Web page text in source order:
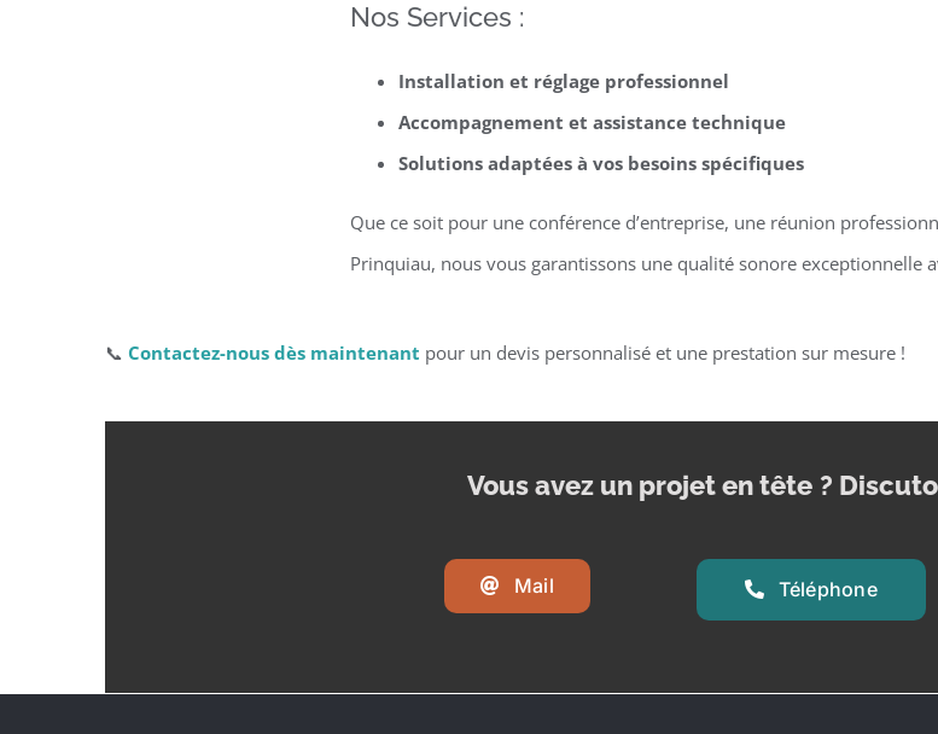
Nos Services :
Installation et réglage professionnel
Accompagnement et assistance technique
Solutions adaptées à vos besoins spécifiques
Que ce soit pour une conférence d’entreprise, une réunion
Prinquiau, nous vous garantissons une qualité sonore exceptionnelle
📞 Contactez-nous dès maintenant pour un devis personnalisé et une prestation sur mesure !
Vous avez un projet en tête ?
Mail Téléphone